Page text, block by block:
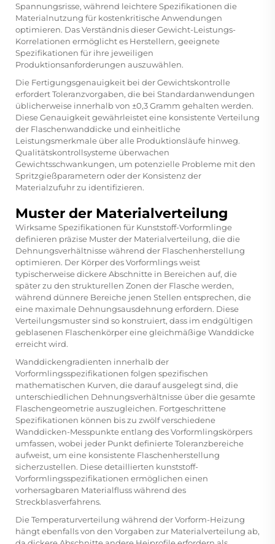
Spannungsrisse, während leichtere Spezifikationen die
Materialnutzung für kostenkritische Anwendungen
optimieren. Das Verständnis dieser Gewicht-Leistungs-
Korrelationen ermöglicht es Herstellern, geeignete
Spezifikationen für ihre jeweiligen
Produktionsanforderungen auszuwählen.
Die Fertigungsgenauigkeit bei der Gewichtskontrolle
erfordert Toleranzvorgaben, die bei Standardanwendungen
üblicherweise innerhalb von ±0,3 Gramm gehalten werden.
Diese Genauigkeit gewährleistet eine konsistente Verteilung
der Flaschenwanddicke und einheitliche
Leistungsmerkmale über alle Produktionsläufe hinweg.
Qualitätskontrollsysteme überwachen
Gewichtsschwankungen, um potenzielle Probleme mit den
Spritzgießparametern oder der Konsistenz der
Materialzufuhr zu identifizieren.
Muster der Materialverteilung
Wirksame Spezifikationen für Kunststoff-Vorformlinge
definieren präzise Muster der Materialverteilung, die die
Dehnungsverhältnisse während der Flaschenherstellung
optimieren. Der Körper des Vorformlings weist
typischerweise dickere Abschnitte in Bereichen auf, die
später zu den strukturellen Zonen der Flasche werden,
während dünnere Bereiche jenen Stellen entsprechen, die
eine maximale Dehnungsausdehnung erfordern. Diese
Verteilungsmuster sind so konstruiert, dass im endgültigen
geblasenen Flaschenkörper eine gleichmäßige Wanddicke
erreicht wird.
Wanddickengradienten innerhalb der
Vorformlingsspezifikationen folgen spezifischen
mathematischen Kurven, die darauf ausgelegt sind, die
unterschiedlichen Dehnungsverhältnisse über die gesamte
Flaschengeometrie auszugleichen. Fortgeschrittene
Spezifikationen können bis zu zwölf verschiedene
Wanddicken-Messpunkte entlang des Vorformlingskörpers
umfassen, wobei jeder Punkt definierte Toleranzbereiche
aufweist, um eine konsistente Flaschenherstellung
sicherzustellen. Diese detaillierten kunststoff-
Vorformlingsspezifikationen ermöglichen einen
vorhersagbaren Materialfluss während des
Streckblasverfahrens.
Die Temperaturverteilung während der Vorform-Heizung
hängt ebenfalls von den Vorgaben zur Materialverteilung ab,